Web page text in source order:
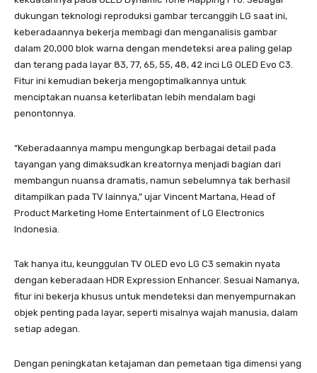
dukungan teknologi reproduksi gambar tercanggih LG saat ini,
keberadaannya bekerja membagi dan menganalisis gambar
dalam 20,000 blok warna dengan mendeteksi area paling gelap
dan terang pada layar 83, 77, 65, 55, 48, 42 inci LG OLED Evo C3.
Fitur ini kemudian bekerja mengoptimalkannya untuk
menciptakan nuansa keterlibatan lebih mendalam bagi
penontonnya.
“Keberadaannya mampu mengungkap berbagai detail pada
tayangan yang dimaksudkan kreatornya menjadi bagian dari
membangun nuansa dramatis, namun sebelumnya tak berhasil
ditampilkan pada TV lainnya,” ujar Vincent Martana, Head of
Product Marketing Home Entertainment of LG Electronics
Indonesia.
Tak hanya itu, keunggulan TV OLED evo LG C3 semakin nyata
dengan keberadaan HDR Expression Enhancer. Sesuai Namanya,
fitur ini bekerja khusus untuk mendeteksi dan menyempurnakan
objek penting pada layar, seperti misalnya wajah manusia, dalam
setiap adegan.
Dengan peningkatan ketajaman dan pemetaan tiga dimensi yang